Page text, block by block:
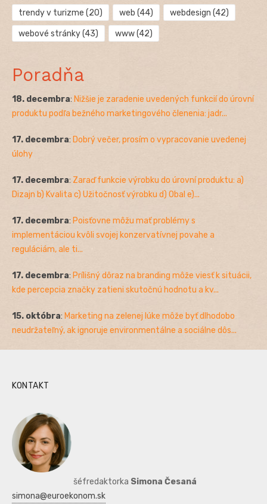
trendy v turizme (20) web (44) webdesign (42)
webové stránky(43) www(42)
Poradňa
18. decembra: Nižšie je zaradenie uvedených funkcií do úrovní
produktu podľa bežného marketingového členenia: jadr...
17. decembra: Dobrý večer, prosím o vypracovanie uvedenej
úlohy
17. decembra: Zaraď funkcie výrobku do úrovní produktu: a)
Dizajn b) Kvalita c) Užitočnosť výrobku d) Obal e)...
17. decembra: Poisťovne môžu mať problémy s
implementáciou kvôli svojej konzervatívnej povahe a
reguláciám, ale ti...
17. decembra: Prílišný dôraz na branding môže viesť k situácii,
kde percepcia značky zatieni skutočnú hodnotu a kv...
15. októbra: Marketing na zelenej lúke môže byť dlhodobo
neudržateľný, ak ignoruje environmentálne a sociálne dôs...
KONTAKT
šéfredaktorka Simona Česaná
simona@euroekonom.sk